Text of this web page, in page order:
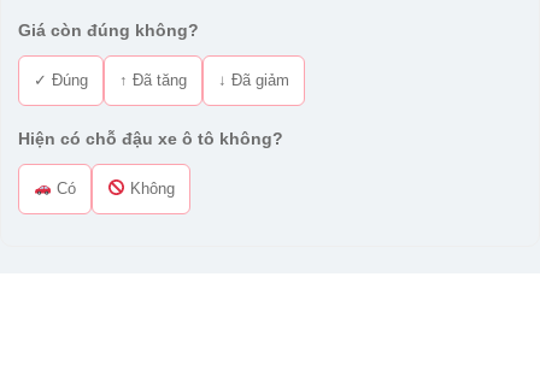
Giá còn đúng không?
✓ Đúng ↑ Đã tăng ↓ Đã giảm
Hiện có chỗ đậu xe ô tô không?
Có Không